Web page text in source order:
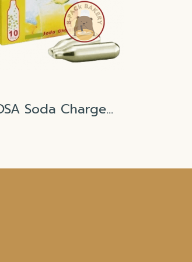
MOSA Soda Charger Gas (CO₂)